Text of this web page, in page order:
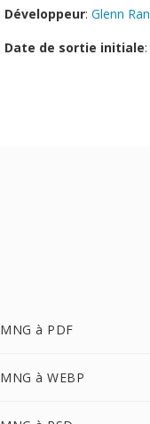
Développeur: Glenn
Date de sortie initiale
MNG à PDF
MNG à WEBP